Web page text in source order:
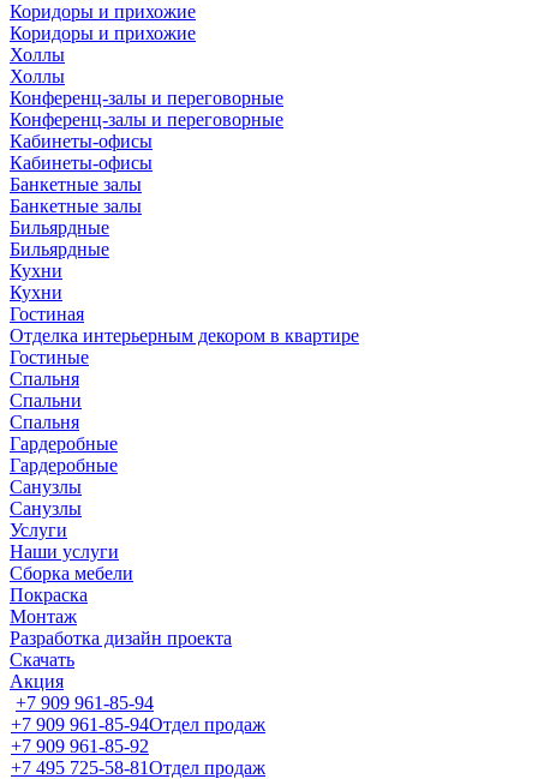
Коридоры и прихожие
Коридоры и прихожие
Холлы
Холлы
Конференц-залы и переговорные
Конференц-залы и переговорные
Кабинеты-офисы
Кабинеты-офисы
Банкетные залы
Банкетные залы
Бильярдные
Бильярдные
Кухни
Кухни
Гостиная
Отделка интерьерным декором в квартире
Гостиные
Спальня
Спальни
Спальня
Гардеробные
Гардеробные
Санузлы
Санузлы
Услуги
Наши услуги
Сборка мебели
Покраска
Монтаж
Разработка дизайн проекта
Скачать
Акция
+7 909 961-85-94
+7 909 961-85-94Отдел продаж
+7 909 961-85-92
+7 495 725-58-81Отдел продаж